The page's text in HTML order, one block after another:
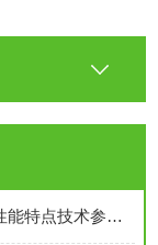
凝胶软糖浇注机生产线工艺流程和设备性能特点技术参数介绍